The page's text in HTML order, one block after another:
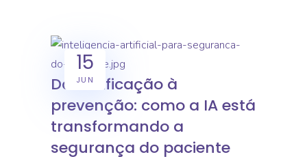
15
JUN
Da notificação à
prevenção: como a IA está
transformando a
segurança do paciente